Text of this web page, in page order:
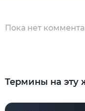
Пока нет
Термины на эту